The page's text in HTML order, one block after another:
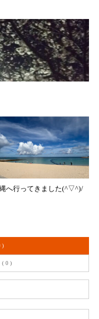
へ行ってきました(^▽^)/
)
( 0 )